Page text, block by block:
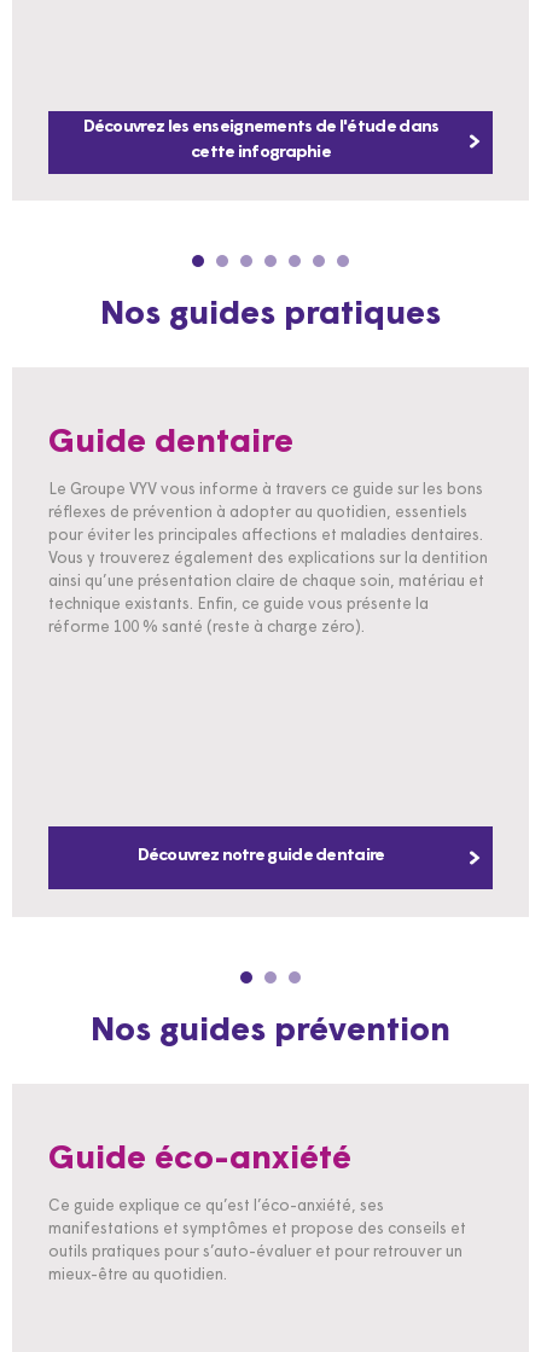
Découvrez les enseignements de l'étude dans
cette infographie
Nos guides pratiques
Guide dentaire
Le Groupe VYV vous informe à travers ce guide sur les bons
réflexes de prévention à adopter au quotidien, essentiels
pour éviter les principales affections et maladies dentaires.
Vous y trouverez également des explications sur la dentition
ainsi qu’une présentation claire de chaque soin, matériau et
technique existants. Enfin, ce guide vous présente la
réforme 100 % santé (reste à charge zéro).
Découvrez notre guide dentaire
Nos guides prévention
Guide éco-anxiété
Ce guide explique ce qu’est l’éco-anxiété, ses
manifestations et symptômes et propose des conseils et
outils pratiques pour s’auto-évaluer et pour retrouver un
mieux-être au quotidien.